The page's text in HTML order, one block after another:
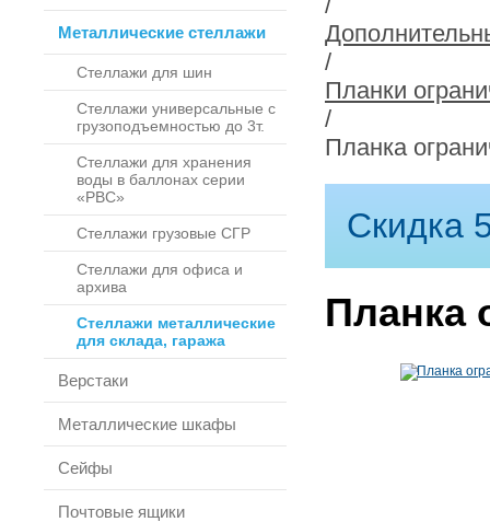
Металлические стеллажи
Стеллажи для шин
Стеллажи универсальные с
грузоподъемностью до 3т.
Стеллажи для хранения
воды в баллонах серии
«РВС»
Стеллажи грузовые СГР
Стеллажи для офиса и
архива
Стеллажи металлические
для склада, гаража
Верстаки
Металлические шкафы
Сейфы
Почтовые ящики
/
Планки
/
Планка
Скидка
Планка